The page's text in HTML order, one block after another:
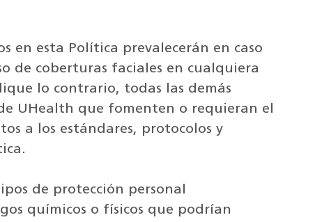
en esta Política prevalecerán en caso
de coberturas faciales en cualquiera
lo contrario, todas las demás
UHealth que fomenten o requieran el
a los estándares, protocolos y
de protección personal
químicos o físicos que podrían